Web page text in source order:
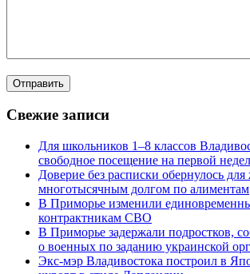
Свежие записи
Для школьников 1–8 классов
свободное посещение на первой
Доверие без расписки обернулось
многотысячным долгом по алиментам
В Приморье изменили
контрактникам СВО
В Приморье задержали подростков,
о военных по заданию украинской
Экс-мэр Владивостока построил в